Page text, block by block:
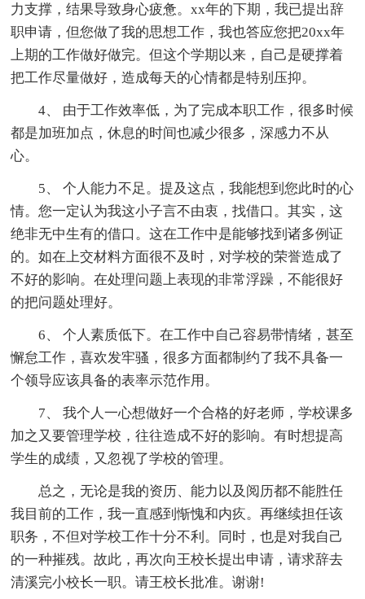
力支撑，结果导致身心疲惫。xx年的下期，我已提出辞
职申请，但您做了我的思想工作，我也答应您把20xx年
上期的工作做好做完。但这个学期以来，自己是硬撑着
把工作尽量做好，造成每天的心情都是特别压抑。
4、 由于工作效率低，为了完成本职工作，很多时候
都是加班加点，休息的时间也减少很多，深感力不从
心。
5、 个人能力不足。提及这点，我能想到您此时的心
情。您一定认为我这小子言不由衷，找借口。其实，这
绝非无中生有的借口。这在工作中是能够找到诸多例证
的。如在上交材料方面很不及时，对学校的荣誉造成了
不好的影响。在处理问题上表现的非常浮躁，不能很好
的把问题处理好。
6、 个人素质低下。在工作中自己容易带情绪，甚至
懈怠工作，喜欢发牢骚，很多方面都制约了我不具备一
个领导应该具备的表率示范作用。
7、 我个人一心想做好一个合格的好老师，学校课多
加之又要管理学校，往往造成不好的影响。有时想提高
学生的成绩，又忽视了学校的管理。
总之，无论是我的资历、能力以及阅历都不能胜任
我目前的工作，我一直感到惭愧和内疚。再继续担任该
职务，不但对学校工作十分不利。同时，也是对我自己
的一种摧残。故此，再次向王校长提出申请，请求辞去
清溪完小校长一职。请王校长批准。谢谢!